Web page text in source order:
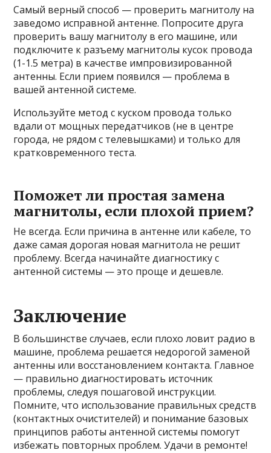
Самый верный способ — проверить магнитолу на
заведомо исправной антенне. Попросите друга
проверить вашу магнитолу в его машине, или
подключите к разъему магнитолы кусок провода
(1-1.5 метра) в качестве импровизированной
антенны. Если прием появился — проблема в
вашей антенной системе.
Используйте метод с куском провода только
вдали от мощных передатчиков (не в центре
города, не рядом с телевышками) и только для
кратковременного теста.
Поможет ли простая замена
магнитолы, если плохой прием?
Не всегда. Если причина в антенне или кабеле, то
даже самая дорогая новая магнитола не решит
проблему. Всегда начинайте диагностику с
антенной системы — это проще и дешевле.
Заключение
В большинстве случаев, если плохо ловит радио в
машине, проблема решается недорогой заменой
антенны или восстановлением контакта. Главное
— правильно диагностировать источник
проблемы, следуя пошаговой инструкции.
Помните, что использование правильных средств
(контактных очистителей) и понимание базовых
принципов работы антенной системы помогут
избежать повторных проблем. Удачи в ремонте!